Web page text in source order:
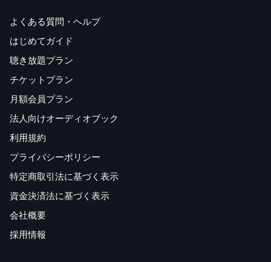
よくある質問・ヘルプ
はじめてガイド
聴き放題プラン
チケットプラン
月額会員プラン
法人向けオーディオブック
利用規約
プライバシーポリシー
特定商取引法に基づく表示
資金決済法に基づく表示
会社概要
採用情報